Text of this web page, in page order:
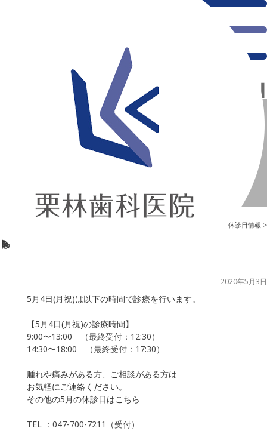
【5月4日(月祝)の診療時間】
休診日情報 >
2020年5月3日
5月4日(月祝)は以下の時間で診療を行います。
【5月4日(月祝)の診療時間】
9:00〜13:00 （最終受付：12:30）
14:30〜18:00 （最終受付：17:30）
腫れや痛みがある方、ご相談がある方は
お気軽にご連絡ください。
その他の5月の休診日はこちら
TEL ：047-700-7211（受付）